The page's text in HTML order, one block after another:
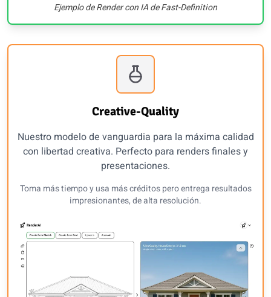
Ejemplo de Render con IA de Fast-Definition
Creative-Quality
Nuestro modelo de vanguardia para la máxima calidad
con libertad creativa. Perfecto para renders finales y
presentaciones.
Toma más tiempo y usa más créditos pero entrega resultados
impresionantes, de alta resolución.